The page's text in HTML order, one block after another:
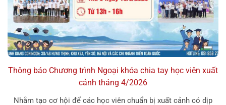
Thông báo Chương trình Ngoại khóa chia tay học viên xuất
cảnh tháng 4/2026
Nhằm tạo cơ hội để các học viên chuẩn bị xuất cảnh có dịp